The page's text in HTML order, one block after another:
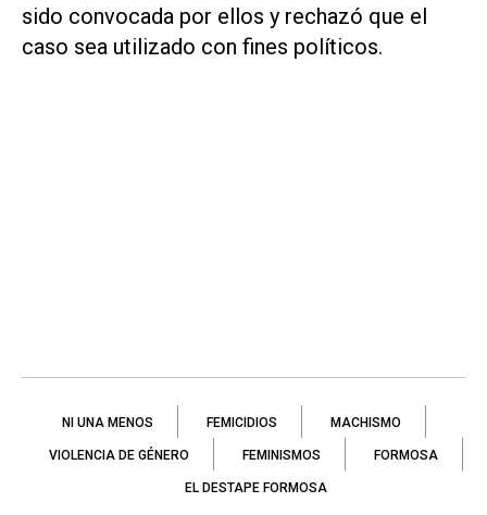
sido convocada por ellos y rechazó que el
caso sea utilizado con fines políticos.
NI UNA MENOS FEMICIDIOS MACHISMO
VIOLENCIA DE GÉNERO FEMINISMOS FORMOSA
EL DESTAPE FORMOSA